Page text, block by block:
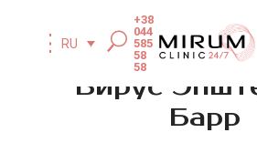
RU
+38
044
585
58
58
Вирус
Барр